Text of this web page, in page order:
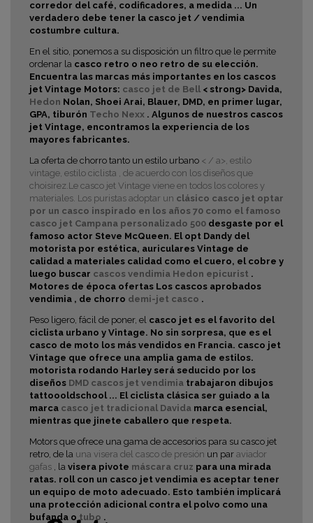
corredor del café, codificadores, a medida ... Un
verdadero debe tener la casco jet / vendimia
costumbre cultura.
En el sitio, ponemos a su disposición un filtro que le permite
ordenar la casco retro o neo retro de su elección.
Encuentra las marcas más importantes en los cascos
jet Vintage Motors: casco jet de Bell < strong> Davida,
Hedon Nolan, Shoei Arai, Blauer, DMD, en primer lugar,
GPA, tiburón Techo Nexx . Algunos de nuestros cascos
jet Vintage, encontramos la experiencia de los
mayores fabricantes.
La oferta de chorro tanto un estilo urbano < / a>, estilo
vintage, estilo ciclista , de acuerdo con los diseños que
choisirez.Le casco jet Vintage viene en todos los colores y
materiales. Los puristas adoptar un clásico casco jet optar
por un casco inspirado en los años 70 como el famoso
casco jet Campana personalizado 500 desgaste por el
famoso actor Steve McQueen. El opt Dandy del
motorista por estética, auriculares Vintage de
calidad a materiales calidad como el cuero, el cobre y
luego buscar cascos vendimia Hedon epicurist .
Motores de época ofertas Los cascos aprobados
vendimia , de chorro demi-jet casco .
Peso ligero, fácil de poner, el casco jet es el favorito del
ciclista urbano y Vintage. No sin sorpresa, que es el
casco de moto los más vendidos en Francia. casco jet
Vintage que ofrece una amplia gama de estilos.
motorista rodando Harley será seducido por los
diseños DMD cascos jet vendimia trabajaron dibujos
tattoooldschool ... El ciclista clásica ser guiado a la
marca casco jet tradicional Davida marca esencial,
mientras que jinete caballero que respeta.
Motors que ofrece una gama de accesorios para su casco jet
retro, de la una visera del casco de presión un par aviador
gafas , la visera pivote máscara cruz para una mirada
ratas. roll con un casco jet vendimia es aceptar tener
un equipo de moto adecuado. Esto también implicará
una protección adicional contra el polvo como una
bufanda otubo .